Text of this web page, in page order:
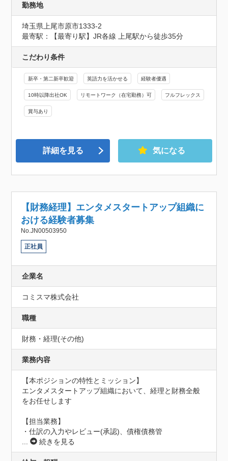
勤務地
埼玉県上尾市原市1333-2
最寄駅：【最寄り駅】JR各線 上尾駅から徒歩35分
こだわり条件
新卒・第二新卒歓迎 英語力を活かせる 経験者優遇
10時以降出社OK リモートワーク（在宅勤務）可 フルフレックス
賞与あり
詳細を見る 気になる
【財務経理】エンタメスタートアップ組織に
おける経験者募集
No.JN00503950
正社員
企業名
コミスマ株式会社
職種
財務・経理(その他)
業務内容
【本ポジションの特性とミッション】
エンタメスタートアップ組織において、経理と財務全般
をお任せします
【担当業務】
・仕訳の入力やレビュー(承認)、債権債務管
...
続きを見る